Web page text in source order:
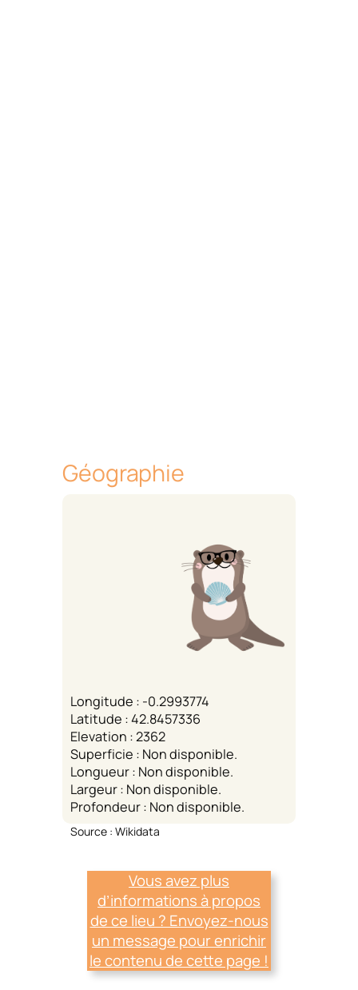
Géographie
Longitude : -0.2993774
Latitude : 42.8457336
Elevation : 2362
Superficie : Non disponible.
Longueur : Non disponible.
Largeur : Non disponible.
Profondeur : Non disponible.
Source : Wikidata
Vous avez plus
d’informations à propos
de ce lieu ? Envoyez-nous
un message pour enrichir
le contenu de cette page !